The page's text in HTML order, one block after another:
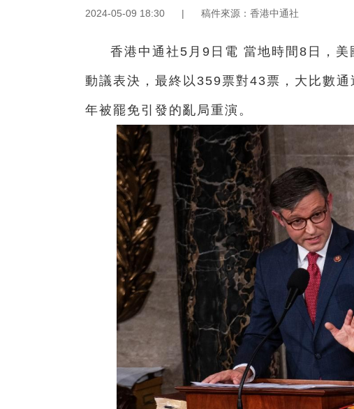
2024-05-09 18:30 | 稿件來源：香港中通社
香港中通社5月9日電 當地時間8日，
動議表決，最終以359票對43票，大比數
年被罷免引發的亂局重演。